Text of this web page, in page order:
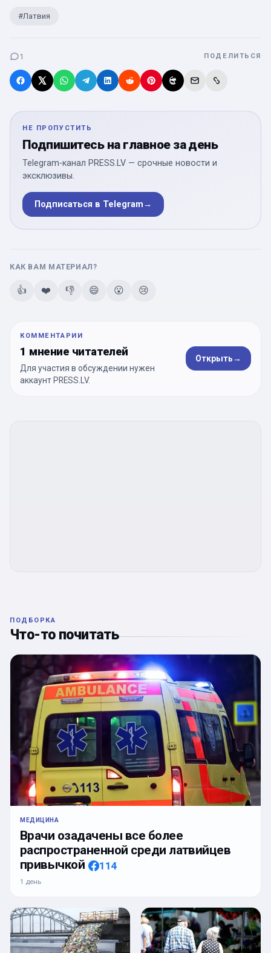
#Латвия
1 ПОДЕЛИТЬСЯ
НЕ ПРОПУСТИТЬ
Подпишитесь на главное за день
Telegram-канал PRESS.LV — срочные новости и
эксклюзивы.
Подписаться в Telegram→
КАК ВАМ МАТЕРИАЛ?
👍 ❤️ 👎 😄 😮 😢
КОММЕНТАРИИ
1 мнение читателей
Для участия в обсуждении нужен
аккаунт PRESS.LV.
Открыть→
ПОДБОРКА
Что-то почитать
МЕДИЦИНА
Врачи озадачены все более
распространенной среди латвийцев
привычкой
114
1 день